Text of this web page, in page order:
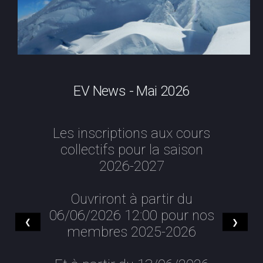
EV News - Mai 2026
Les inscriptions aux cours
collectifs pour la saison
2026-2027
Ouvriront à partir du
06/06/2026 12:00 pour nos
membres 2025-2026
❮ ❯